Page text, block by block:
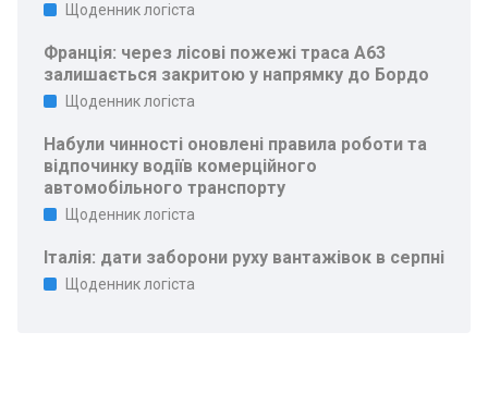
Щоденник логіста
Франція: через лісові пожежі траса A63
залишається закритою у напрямку до Бордо
Щоденник логіста
Набули чинності оновлені правила роботи та
відпочинку водіїв комерційного
автомобільного транспорту
Щоденник логіста
Італія: дати заборони руху вантажівок в серпні
Щоденник логіста